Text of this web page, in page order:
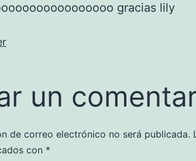
gracias lily
un
de correo electrónico no será publicada.
con *